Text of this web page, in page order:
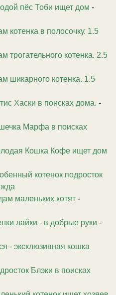
пёс Тоби ищет дом -
котенка в полосочку. 1.5
трогательного котенка. 2.5
шикарного котенка. 1.5
Хаски в поисках дома. -
Марфа в поисках
Кошка Кофе ищет дом
котенок подросток
маленьких котят -
лайки - в добрые руки -
- эксклюзивная кошка
Блэки в поисках